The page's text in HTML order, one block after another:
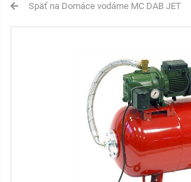
Späť na Domáce vodárne MC DAB JET